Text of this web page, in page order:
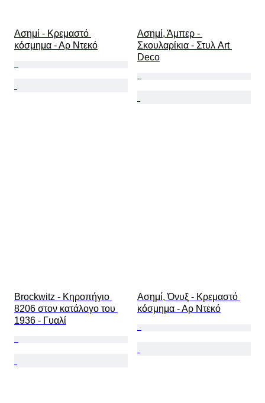
Ασημί - Κρεμαστό
κόσμημα - Αρ Ντεκό
Ασημί, Άμπερ -
Σκουλαρίκια - Στυλ Art
Deco
Brockwitz - Κηροπήγιο
8206 στον κατάλογο του
1936 - Γυαλί
Ασημί, Όνυξ - Κρεμαστό
κόσμημα - Αρ Ντεκό